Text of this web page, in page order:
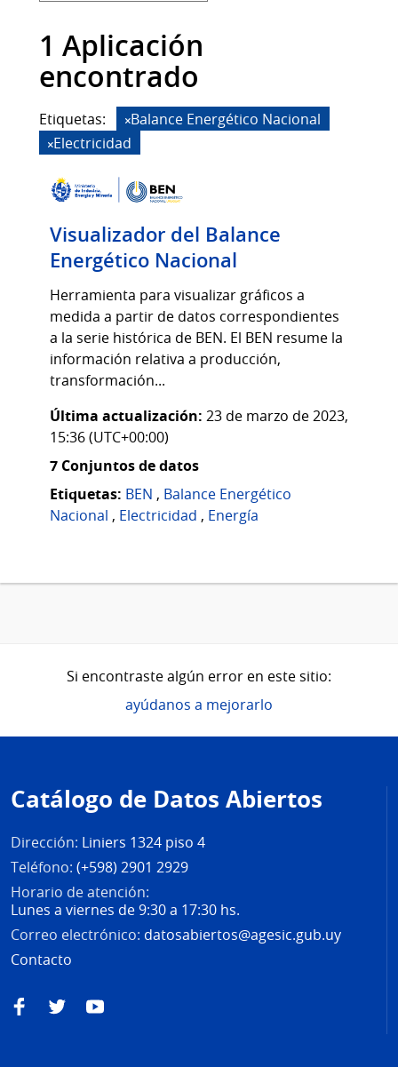
1 Aplicación
encontrado
Etiquetas:
Balance Energético Nacional
Electricidad
Visualizador del Balance
Energético Nacional
Herramienta para visualizar gráficos a
medida a partir de datos correspondientes
a la serie histórica de BEN. El BEN resume la
información relativa a producción,
transformación...
Última actualización: 23 de marzo de 2023,
15:36 (UTC+00:00)
7 Conjuntos de datos
Etiquetas: BEN , Balance Energético
Nacional , Electricidad , Energía
Si encontraste algún error en este sitio:
ayúdanos a mejorarlo
de
página
Catálogo de Datos Abiertos
Dirección: Liniers 1324 piso 4
Teléfono: (+598) 2901 2929
Horario de atención:
Lunes a viernes de 9:30 a 17:30 hs.
Correo electrónico: datosabiertos@agesic.gub.uy
Contacto
FacebookTwitterYouTube